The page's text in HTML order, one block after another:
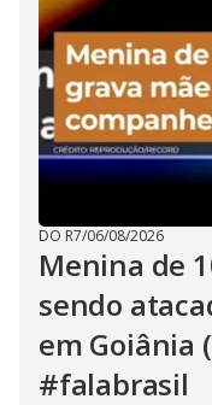
DO R7/06/08/2026
Menina de
sendo
em Goiânia
#falabrasil